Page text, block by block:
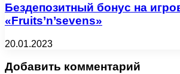
Бездепозитный бонус на
«Fruits’n’sevens»
20.01.2023
Добавить комментарий